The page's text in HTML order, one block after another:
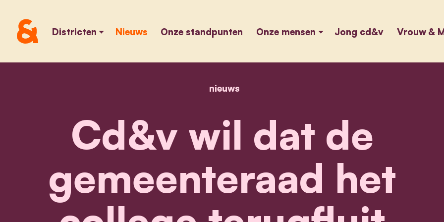
Districten Nieuws Onze standpunten Onze mensen Jong cd&v Vrouw &
home
nieuwscd&v wil dat de gemeenteraad het college
Cd&v wil dat de
gemeenteraad het